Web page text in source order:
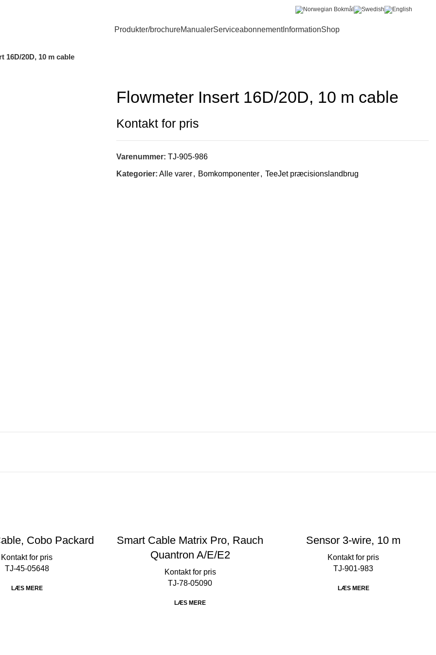
Produkter/brochureManualerServiceabonnementInformationShop
16D/20D, 10 m cable
Flowmeter Insert 16D/20D, 10 m cable
Varenummer: TJ-905-986
Kategorier: Alle varer, Bomkomponenter, TeeJet præcisionslandbrug
Cobo Packard
TJ-45-05648
LÆS MERE
Smart Cable Matrix Pro, Rauch
Quantron A/E/E2
TJ-78-05090
LÆS MERE
Sensor 3-wire, 10 m
TJ-901-983
LÆS MERE